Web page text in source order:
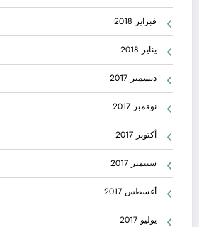
فبراير 2018
يناير 2018
ديسمبر 2017
نوفمبر 2017
أكتوبر 2017
سبتمبر 2017
أغسطس 2017
يوليو 2017